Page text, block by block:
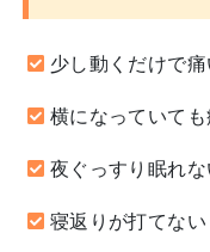
少し動くだけで痛
横になっていても
夜ぐっすり眠れな
寝返りが打てない